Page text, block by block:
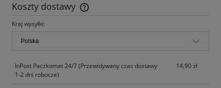
Koszty dostawy
Cena nie zawiera ewentualnych kosztów płatności
Kraj wysyłki:
InPost Paczkomat 24/7(Przewidywany czas dostawy
1-2 dni robocze)
14,90 zł